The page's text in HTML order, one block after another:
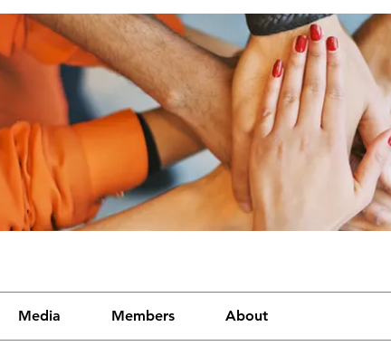
Media Members About